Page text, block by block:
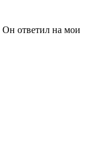
ответил на мои